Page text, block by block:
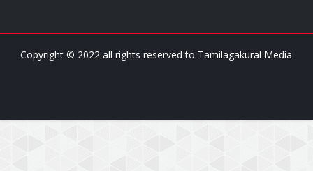
Copyright © 2022 all rights reserved to Tamilagakural Media